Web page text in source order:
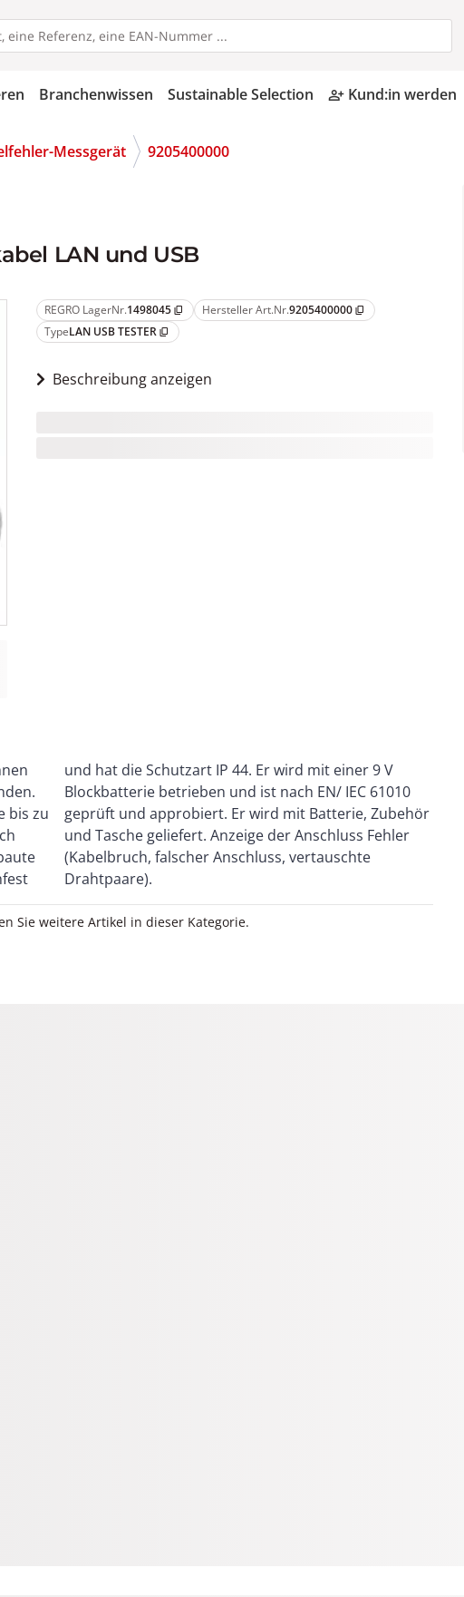
Branchenwissen Sustainable Selection person_add_alt Kund:in werden
Messgerät 9205400000
LAN und USB
REGRO LagerNr.1498045 content_copy Hersteller Art.Nr.9205400000 content_copy
TypeLAN USB TESTER content_copy
Beschreibung anzeigen
bis zu
V
Drahtpaare).
Sie weitere Artikel in dieser Kategorie.